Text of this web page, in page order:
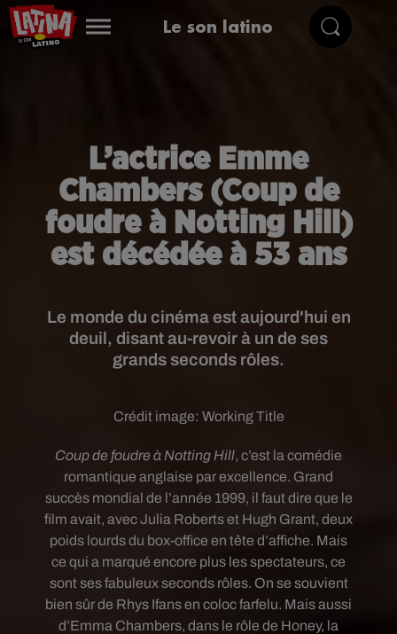
Le son latino
L’actrice Emme
Chambers (Coup de
foudre à Notting Hill)
est décédée à 53 ans
Le monde du cinéma est aujourd'hui en
deuil, disant au-revoir à un de ses
grands seconds rôles.
Crédit image: Working Title
Coup de foudre à Notting Hill, c’est la comédie
romantique anglaise par excellence. Grand
succès mondial de l’année 1999, il faut dire que le
film avait, avec Julia Roberts et Hugh Grant, deux
poids lourds du box-office en tête d’affiche. Mais
ce qui a marqué encore plus les spectateurs, ce
sont ses fabuleux seconds rôles. On se souvient
bien sûr de Rhys Ifans en coloc farfelu. Mais aussi
d’Emma Chambers, dans le rôle de Honey, la